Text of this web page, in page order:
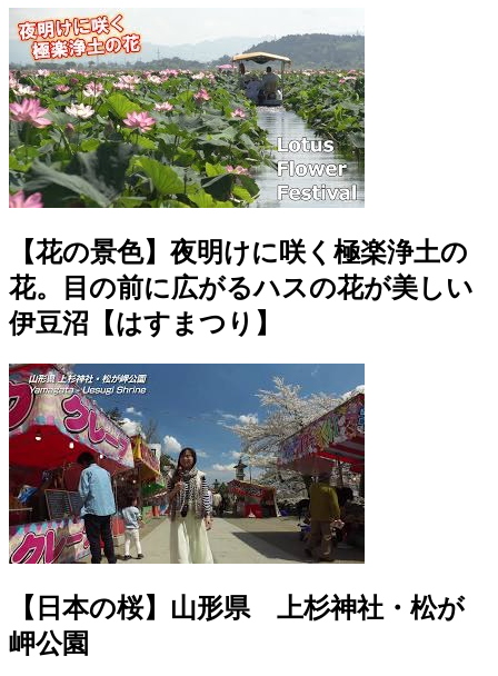
【花の景色】夜明けに咲く極楽浄土の
花。目の前に広がるハスの花が美しい
伊豆沼【はすまつり】
【日本の桜】山形県 上杉神社・松が
岬公園